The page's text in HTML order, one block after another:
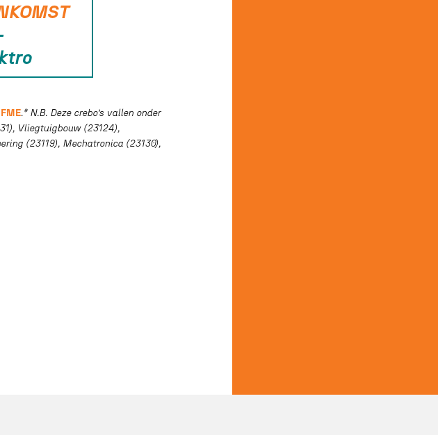
FME.* N.B. Deze crebo’s vallen onder
Vliegtuigbouw (23124),
(23119), Mechatronica (23130),